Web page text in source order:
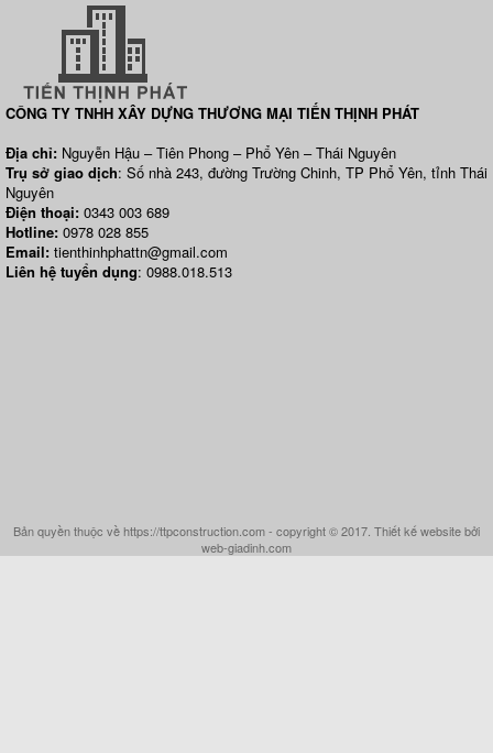
CÔNG TY TNHH XÂY DỰNG THƯƠNG MẠI TIẾN THỊNH PHÁT
Địa chỉ: Nguyễn Hậu – Tiên Phong – Phổ Yên – Thái Nguyên
Trụ sở giao dịch: Số nhà 243, đường Trường Chinh, TP Phổ Yên, tỉnh Thái
Nguyên
Điện thoại: 0343 003 689
Hotline: 0978 028 855
Email: tienthinhphattn@gmail.com
Liên hệ tuyển dụng: 0988.018.513
Bản quyền thuộc về https://ttpconstruction.com - copyright © 2017. Thiết kế website bởi
web-giadinh.com